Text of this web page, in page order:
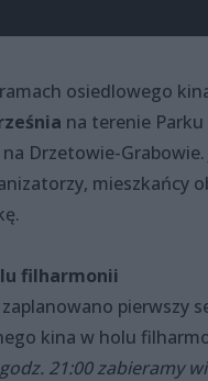
osiedlowego
na terenie Parku
Drzetowie-Grabowie.
mieszkańcy
filharmonii
pierwszy
kina w holu
21:00 zabieramy